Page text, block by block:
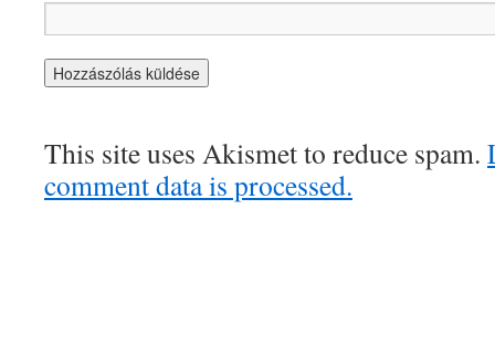
This site uses Akismet to reduce spam.
comment data is processed.